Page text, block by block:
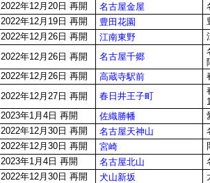
2022年12月20日 再開 名古屋金屋
2022年12月19日 再開 豊田花園
2022年12月26日 再開 江南東野
2022年12月26日 再開 名古屋千郷
2022年12月26日 再開 高蔵寺駅前
2022年12月27日 再開 春日井王子町
2023年1月4日 再開 佐織勝幡
2022年12月30日 再開 名古屋天神山
2022年12月30日 再開 宮崎
2023年1月4日 再開 名古屋北山
2022年12月30日 再開 犬山新坂